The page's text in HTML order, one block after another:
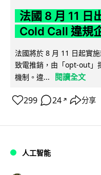
法國 8 月 11 日
Cold Call 違規
法國將於 8 月 11 日起實
致電推銷，由「opt-out」
機制。違...
閱讀全文
299 24 ↗ 分享
人工智能